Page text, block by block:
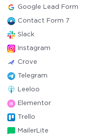
Google Lead Form
Contact Form 7
Slack
Instagram
Crove
Telegram
Leeloo
Elementor
Trello
MailerLite